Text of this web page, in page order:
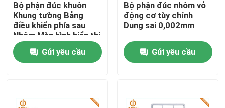
Nhà
Bộ phận đúc khuôn
Khung tường Bảng
điều khiển phía sau
Nhôm Màn hình hiển thị
LED HD trong nhà
Bảng nối đa năng Tủ
trọng lực hợp kim
Gửi yêu cầu
Bộ phận đúc nhôm vỏ
động cơ tùy chỉnh
Dung sai 0,002mm
Gửi yêu cầu